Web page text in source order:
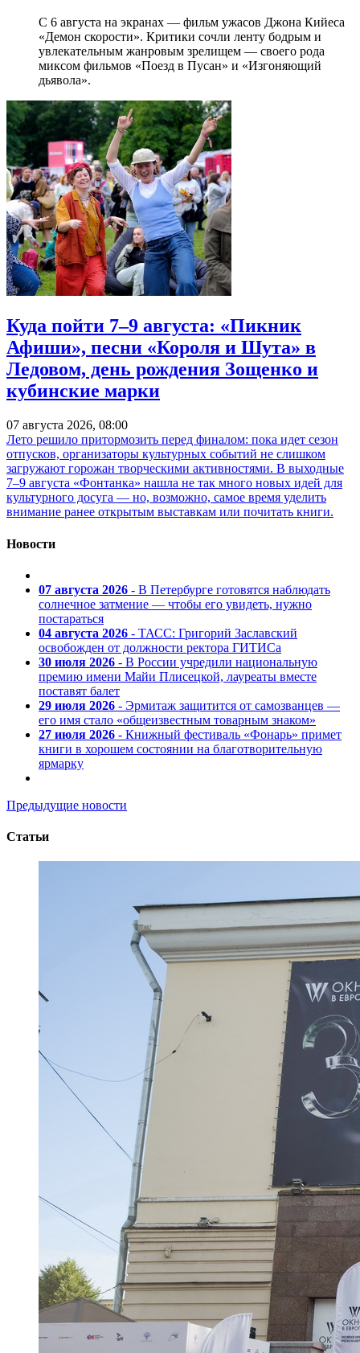
С 6 августа на экранах — фильм ужасов Джона Кийеса
«Демон скорости». Критики сочли ленту бодрым и
увлекательным жанровым зрелищeм — своего рода
миксом фильмов «Поезд в Пусан» и «Изгоняющий
дьявола».
Куда пойти 7–9 августа: «Пикник
Афиши», песни «Короля и Шута» в
Ледовом, день рождения Зощенко и
кубинские марки
07 августа 2026, 08:00
Лето решило притормозить перед финалом: пока идет сезон
отпусков, организаторы культурных событий не слишком
загружают горожан творческими активностями. В выходные
7–9 августа «Фонтанка» нашла не так много новых идей для
культурного досуга — но, возможно, самое время уделить
внимание ранее открытым выставкам или почитать книги.
Новости
07 августа 2026 - В Петербурге готовятся наблюдать
солнечное затмение — чтобы его увидеть, нужно
постараться
04 августа 2026 - ТАСС: Григорий Заславский
освобожден от должности ректора ГИТИСа
30 июля 2026 - В России учредили национальную
премию имени Майи Плисецкой, лауреаты вместе
поставят балет
29 июля 2026 - Эрмитаж защитится от самозванцев —
его имя стало «общеизвестным товарным знаком»
27 июля 2026 - Книжный фестиваль «Фонарь» примет
книги в хорошем состоянии на благотворительную
ярмарку
Предыдущие новости
Статьи